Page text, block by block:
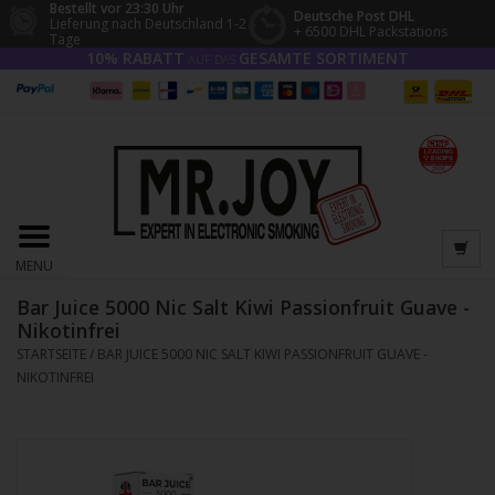
Bestellt vor 23:30 Uhr
Lieferung nach Deutschland 1-2
Tage
Deutsche Post DHL
+ 6500 DHL Packstations
10% RABATT GESAMTE SORTIMENT
MENU
Bar Juice 5000 Nic Salt Kiwi Passionfruit Guave -
Nikotinfrei
STARTSEITE / BAR JUICE 5000 NIC SALT KIWI PASSIONFRUIT GUAVE -
NIKOTINFREI